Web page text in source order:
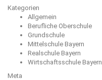
Kategorien
Allgemein
Berufliche Oberschule
Grundschule
Mittelschule Bayern
Realschule Bayern
Wirtschaftsschule Bayern
Meta